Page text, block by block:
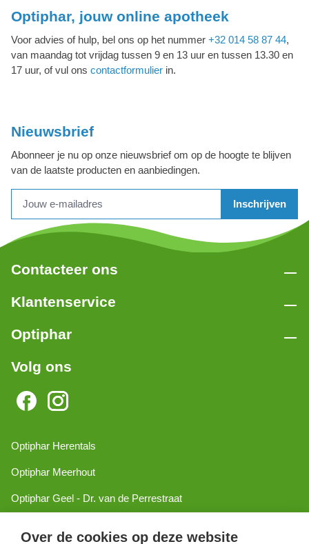
Over de cookies op deze website
Optiphar, jouw online apotheek
Voor advies of hulp, bel ons op het nummer +32 014 58 87 44,
van maandag tot vrijdag tussen 9 en 13 uur en tussen 13.30 en
17 uur, of vul ons contactformulier in.
Nieuwsbrief
Abonneer je nu op onze nieuwsbrief om op de hoogte te blijven
van de laatste producten en aanbiedingen.
Inschrijven
Contacteer ons
Klantenservice
Optiphar
Volg ons
Optiphar Herentals
Optiphar Meerhout
Optiphar Geel - Dr. van de Perrestraat